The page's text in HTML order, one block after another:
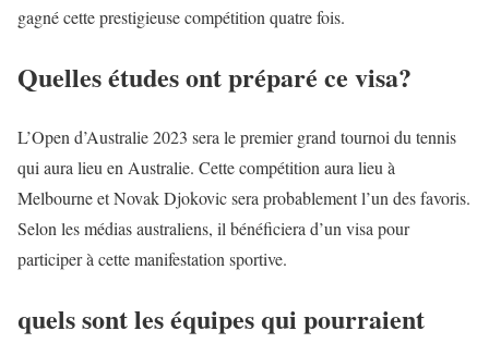
gagné cette prestigieuse compétition quatre fois.
Quelles études ont préparé ce visa?
L’Open d’Australie 2023 sera le premier grand tournoi du tennis
qui aura lieu en Australie. Cette compétition aura lieu à
Melbourne et Novak Djokovic sera probablement l’un des favoris.
Selon les médias australiens, il bénéficiera d’un visa pour
participer à cette manifestation sportive.
quels sont les équipes qui pourraient